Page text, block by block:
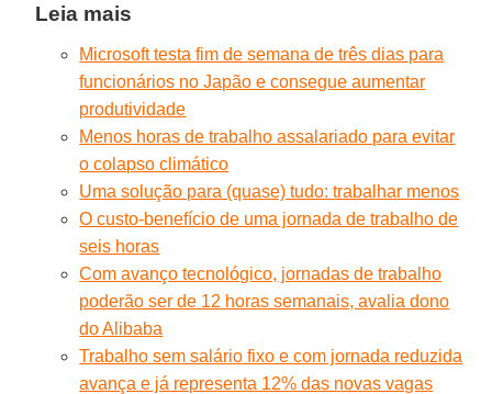
Leia mais
Microsoft testa fim de semana de três dias para
funcionários no Japão e consegue aumentar
produtividade
Menos horas de trabalho assalariado para evitar
o colapso climático
Uma solução para (quase) tudo: trabalhar menos
O custo-benefício de uma jornada de trabalho de
seis horas
Com avanço tecnológico, jornadas de trabalho
poderão ser de 12 horas semanais, avalia dono
do Alibaba
Trabalho sem salário fixo e com jornada reduzida
avança e já representa 12% das novas vagas